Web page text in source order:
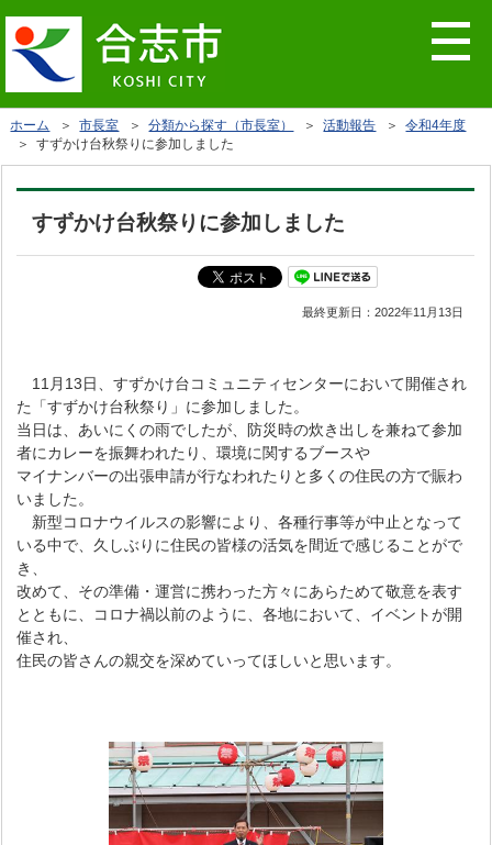
ホーム ＞市長室 ＞分類から探す（市長室） ＞活動報告 ＞令和4年度
＞ すずかけ台秋祭りに参加しました
すずかけ台秋祭りに参加しました
最終更新日：2022年11月13日
11月13日、すずかけ台コミュニティセンターにおいて開催され
た「すずかけ台秋祭り」に参加しました。
当日は、あいにくの雨でしたが、防災時の炊き出しを兼ねて参加
者にカレーを振舞われたり、環境に関するブースや
マイナンバーの出張申請が行なわれたりと多くの住民の方で賑わ
いました。
新型コロナウイルスの影響により、各種行事等が中止となって
いる中で、久しぶりに住民の皆様の活気を間近で感じることがで
き、
改めて、その準備・運営に携わった方々にあらためて敬意を表す
とともに、コロナ禍以前のように、各地において、イベントが開
催され、
住民の皆さんの親交を深めていってほしいと思います。